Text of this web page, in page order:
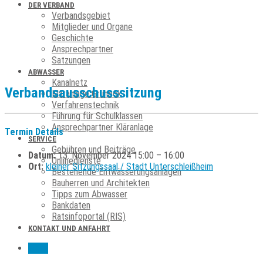
DER VERBAND
Verbandsgebiet
Mitglieder und Organe
Geschichte
Ansprechpartner
Satzungen
ABWASSER
Kanalnetz
Kläranlage Grüneck
Verfahrenstechnik
Führung für Schulklassen
Ansprechpartner Kläranlage
SERVICE
Gebühren und Beiträge
Onlinedienste
Bestehende Entwässerungsanlagen
Bauherren und Architekten
Tipps zum Abwasser
Bankdaten
Ratsinfoportal (RIS)
KONTAKT UND ANFAHRT
Verbandsausschusssitzung
Termin Details
Datum: 13. November 2024 15:00 – 16:00
Ort: kleiner Sitzungssaal / Stadt Unterschleißheim